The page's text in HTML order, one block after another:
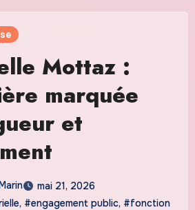
Mottaz :
marquée
et
mai 21, 2026
, #engagement public, #fonction